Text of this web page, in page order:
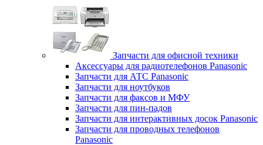
Запчасти для офисной техники
Аксессуары для радиотелефонов Panasonic
Запчасти для АТС Panasonic
Запчасти для ноутбуков
Запчасти для факсов и МФУ
Запчасти для пин-падов
Запчасти для интерактивных досок Panasonic
Запчасти для проводных телефонов
Panasonic